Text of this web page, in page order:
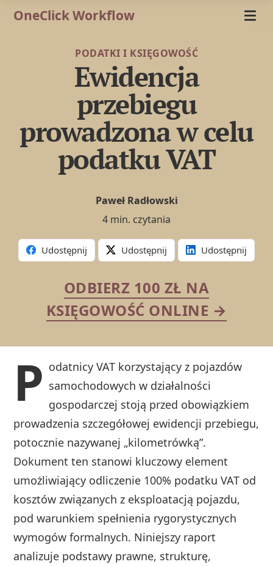
OneClick Workflow
PODATKI I KSIĘGOWOŚĆ
Ewidencja
przebiegu
prowadzona w celu
podatku VAT
Paweł Radłowski
4 min. czytania
Udostępnij Udostępnij Udostępnij
ODBIERZ 100 ZŁ NA
KSIĘGOWOŚĆ ONLINE →
P odatnicy VAT korzystający z pojazdów
samochodowych w działalności
gospodarczej stoją przed obowiązkiem
prowadzenia szczegółowej ewidencji przebiegu,
potocznie nazywanej „kilometrówką”.
Dokument ten stanowi kluczowy element
umożliwiający odliczenie 100% podatku VAT od
kosztów związanych z eksploatacją pojazdu,
pod warunkiem spełnienia rygorystycznych
wymogów formalnych. Niniejszy raport
analizuje podstawy prawne, strukturę,